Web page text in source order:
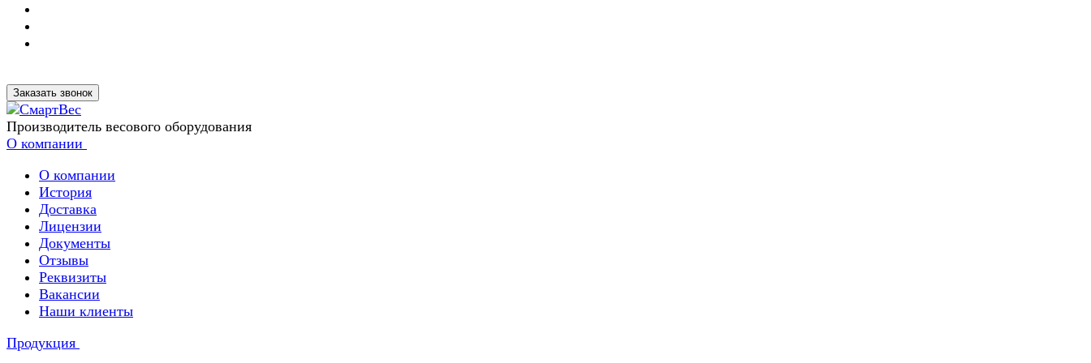
Заказать звонок
Производитель весового оборудования
О компании
О компании
История
Доставка
Лицензии
Документы
Отзывы
Реквизиты
Вакансии
Наши клиенты
Продукция